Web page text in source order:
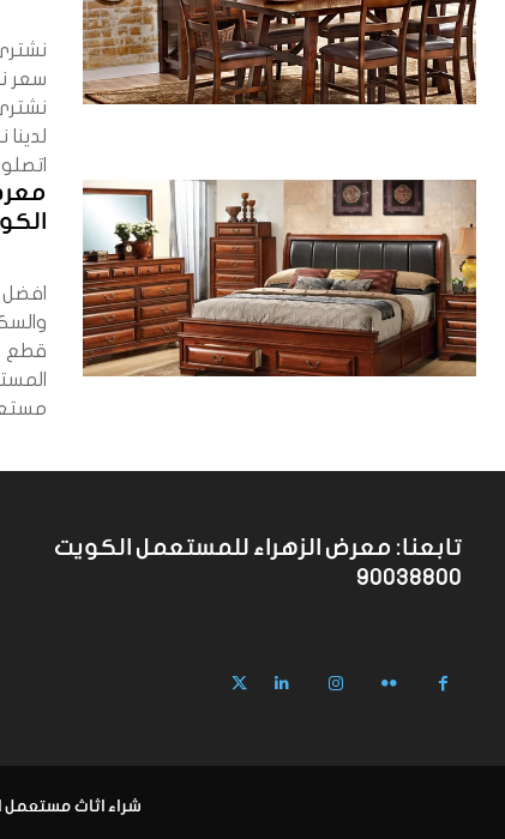
سعر
الكويت
افضل
تابعنا: معرض الزهراء للمستعمل الكويت
90038800
شراء اثاث مستعمل الكويت